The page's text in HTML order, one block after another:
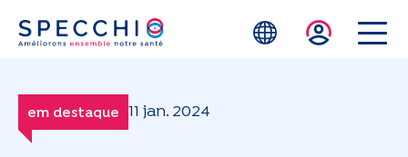
Skip to main content
em destaque 11 jan. 2024